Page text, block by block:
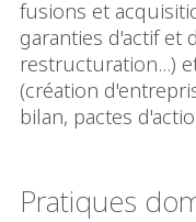
fusions et
garanties d'actif et
restructuration...)
(création
bilan, pactes
Pratiques